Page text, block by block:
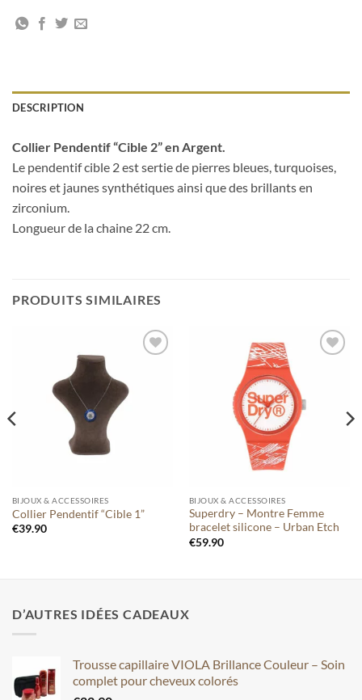
DESCRIPTION
Collier Pendentif “Cible 2” en Argent.
Le pendentif cible 2 est sertie de pierres bleues, turquoises,
noires et jaunes synthétiques ainsi que des brillants en
zirconium.
Longueur de la chaine 22 cm.
PRODUITS SIMILAIRES
BIJOUX & ACCESSOIRES
Collier Pendentif “Cible 1”
€39.90
BIJOUX & ACCESSOIRES
Superdry – Montre Femme
bracelet silicone – Urban Etch
€59.90
D’AUTRES IDÉES CADEAUX
Trousse capillaire VIOLA Brillance Couleur – Soin
complet pour cheveux colorés